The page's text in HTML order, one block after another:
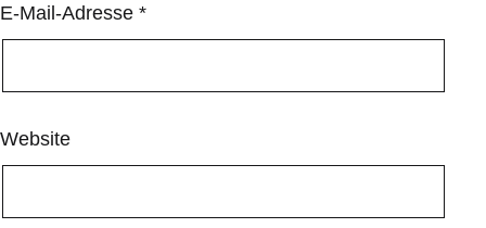
E-Mail-Adresse *
Website